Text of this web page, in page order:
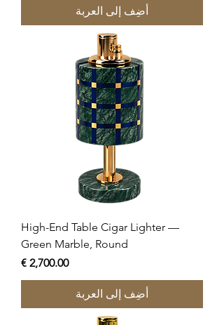
أضِف إلى العربة
High-End Table Cigar Lighter —
Green Marble, Round
السعر
أضِف إلى العربة